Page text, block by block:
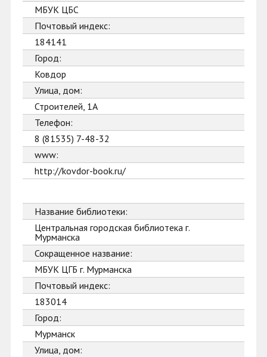
МБУК ЦБС
Почтовый индекс:
184141
Город:
Ковдор
Улица, дом:
Строителей, 1А
Телефон:
8 (81535) 7-48-32
www:
http://kovdor-book.ru/
Название библиотеки:
Центральная городская библиотека г.
Мурманска
Сокращенное название:
МБУК ЦГБ г. Мурманска
Почтовый индекс:
183014
Город:
Мурманск
Улица, дом: